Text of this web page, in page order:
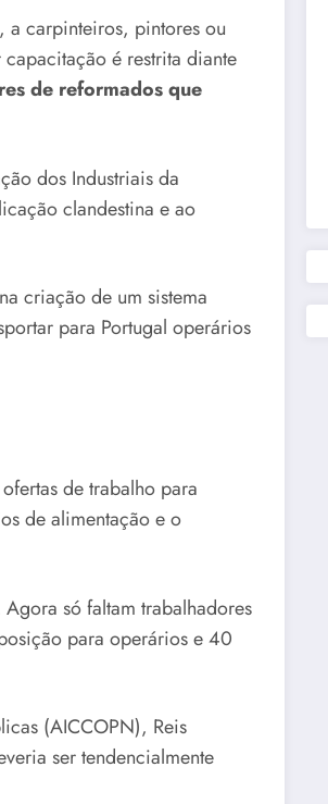
a carpinteiros, pintores ou
é restrita diante
de reformados que
dos Industriais da
clandestina e ao
criação de um sistema
para Portugal operários
de trabalho para
de alimentação e o
só faltam trabalhadores
para operários e 40
(AICCOPN), Reis
ser tendencialmente